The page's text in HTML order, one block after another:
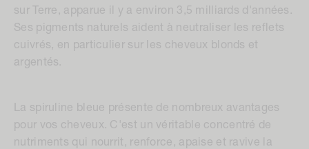
sur Terre, apparue il y a environ 3,5 milliards d'années.
Ses pigments naturels aident à neutraliser les reflets
cuivrés, en particulier sur les cheveux blonds et
argentés.
La spiruline bleue présente de nombreux avantages
pour vos cheveux. C'est un véritable concentré de
nutriments qui nourrit, renforce, apaise et ravive la